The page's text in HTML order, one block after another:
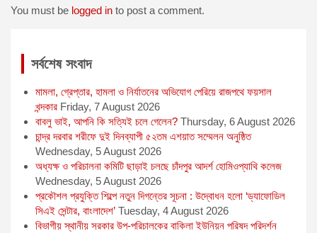
o
g
p
r
You must be logged in to post a comment.
সর্বশেষ সংবাদ
মামলা, গ্রেপ্তার, হামলা ও নির্যাতনের অভিযোগ পেরিয়ে রাজপথে ফয়সাল
খন্দকার Friday, 7 August 2026
বাবলু ভাই, আপনি কি সত্যিই চলে গেলেন? Thursday, 6 August 2026
চান্দ্র দরবার শরীফে দুই দিনব্যাপী ৫২তম এশয়াত সম্মেলন অনুষ্ঠিত
Wednesday, 5 August 2026
অধ্যক্ষ ও পরিচালনা কমিটি ছাড়াই চলছে চাঁদপুর আদর্শ হোমিওপ্যাথি কলেজ
Wednesday, 5 August 2026
প্রকৌশল প্রযুক্তি শিল্পে নতুন দিগন্তের সূচনা : উদ্বোধন হলো ‘ড্যাফোডিল
সিএই সেন্টার, বাংলাদেশ’ Tuesday, 4 August 2026
বিভাগীয় স্থানীয় সরকার উপ-পরিচালকের বাকিলা ইউনিয়ন পরিষদ পরিদর্শন